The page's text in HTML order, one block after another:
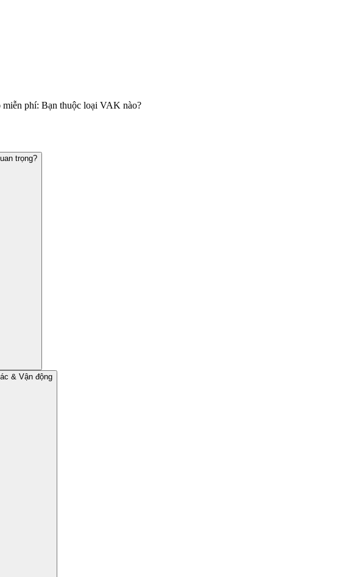
miễn phí: Bạn thuộc loại VAK nào?
trọng?
& Vận động